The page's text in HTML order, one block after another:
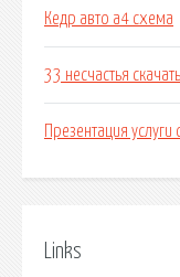
Кедр авто а4 схема
33 несчастья
Презентация
Links